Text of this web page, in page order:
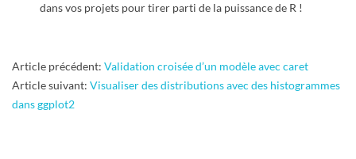
dans vos projets pour tirer parti de la puissance de R !
2025-
01-
23
Article précédent: Validation croisée d’un modèle avec caret
Article suivant: Visualiser des distributions avec des histogrammes
dans ggplot2